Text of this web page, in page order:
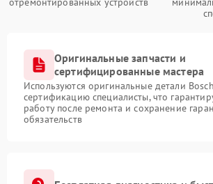
Оригинальные запчасти и
сертифицированные мастера
Используются оригинальные детали
сертификацию специалисты, что
работу после ремонта и сохранение
обязательств